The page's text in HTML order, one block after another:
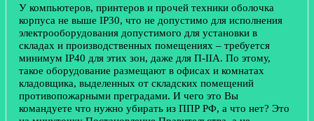
У компьютеров, принтеров и прочей техники оболочка
корпуса не выше IP30, что не допустимо для исполнения
электрооборудования допустимого для установки в
складах и производственных помещениях – требуется
минимум IP40 для этих зон, даже для П-IIА. По этому,
такое оборудование размещают в офисах и комнатах
кладовщика, выделенных от складских помещений
противопожарными преградами. И чего это Вы
командуете что нужно убирать из ППР РФ, а что нет? Это